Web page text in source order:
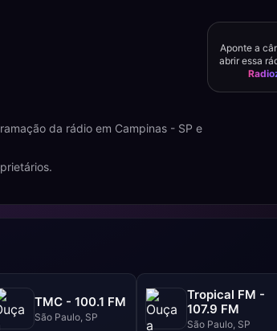
da rádio em Campinas - SP e
Aponte a
abrir essa
TMC - 100.1 FM
São Paulo, SP
Tropical FM -
107.9 FM
São Paulo, SP